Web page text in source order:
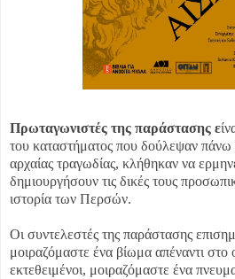
Πρωταγωνιστές της παράστασης ε
του καταστήματος που δούλεψαν πάνω
αρχαίας τραγωδίας, κλήθηκαν να
δημιουργήσουν τις δικές τους
ιστορία των Περσών.
Οι συντελεστές της παράστασης
μοιραζόμαστε ένα βίωμα απέναντι στο
εκτεθειμένοι, μοιραζόμαστε ένα